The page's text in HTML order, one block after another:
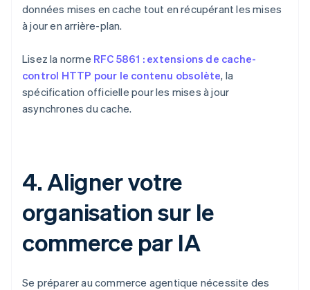
données mises en cache tout en récupérant les mises
à jour en arrière-plan.
Lisez la norme RFC 5861 : extensions de cache-
control HTTP pour le contenu obsolète, la
spécification officielle pour les mises à jour
asynchrones du cache.
4. Aligner votre
organisation sur le
commerce par IA
Se préparer au commerce agentique nécessite des